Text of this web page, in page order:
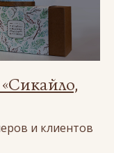
и клиентов